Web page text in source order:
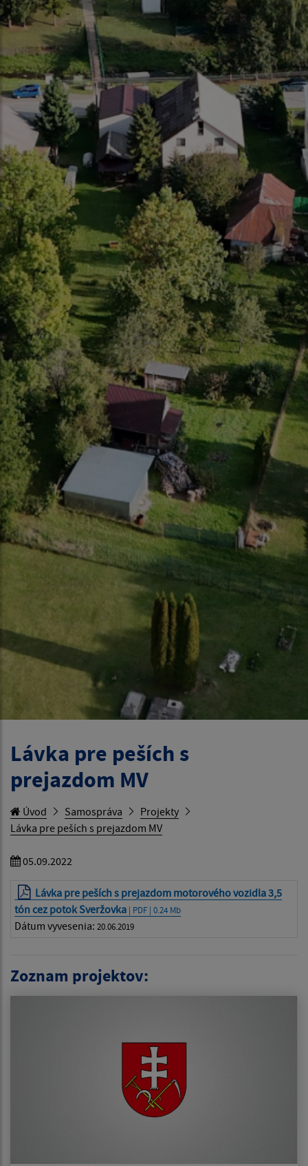
Lávka pre peších s
prejazdom MV
Úvod Samospráva
Projekty
Lávka pre peších s prejazdom MV
05.09.2022
Lávka pre peších s prejazdom motorového vozidla 3,5
tón cez potok Sveržovka | PDF | 0.24 Mb
Dátum vyvesenia: 20.06.2019
Zoznam projektov: